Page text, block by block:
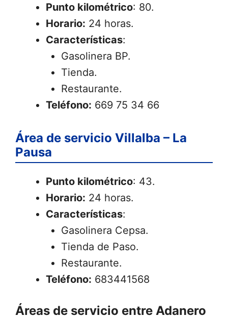
Punto kilométrico: 80.
Horario: 24 horas.
Características:
Gasolinera BP.
Tienda.
Restaurante.
Teléfono: 669 75 34 66
Área de servicio Villalba – La
Pausa
Punto kilométrico: 43.
Horario: 24 horas.
Características:
Gasolinera Cepsa.
Tienda de Paso.
Restaurante.
Teléfono: 683441568
Áreas de servicio entre Adanero